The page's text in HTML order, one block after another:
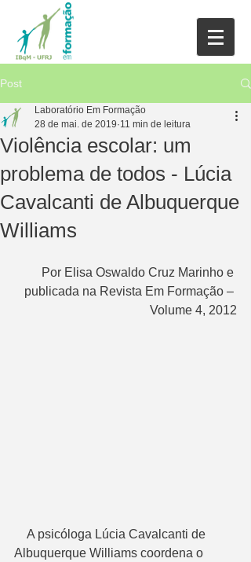
Post
Violência escolar: um
problema de todos - Lúcia
Cavalcanti de Albuquerque
Williams
Laboratório Em Formação
28 de mai. de 2019 11 min de leitura
Por Elisa Oswaldo Cruz Marinho e
publicada na Revista Em Formação –
Volume 4, 2012
Albuquerque Williams coordena o